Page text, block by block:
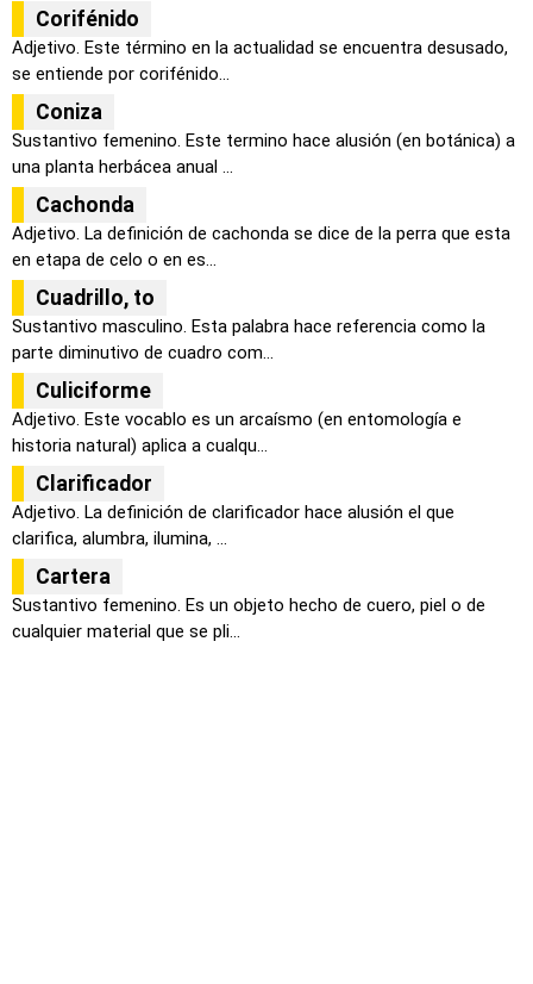
Corifénido
Adjetivo. Este término en la actualidad se encuentra desusado,
se entiende por corifénido...
Coniza
Sustantivo femenino. Este termino hace alusión (en botánica) a
una planta herbácea anual ...
Cachonda
Adjetivo. La definición de cachonda se dice de la perra que esta
en etapa de celo o en es...
Cuadrillo, to
Sustantivo masculino. Esta palabra hace referencia como la
parte diminutivo de cuadro com...
Culiciforme
Adjetivo. Este vocablo es un arcaísmo (en entomología e
historia natural) aplica a cualqu...
Clarificador
Adjetivo. La definición de clarificador hace alusión el que
clarifica, alumbra, ilumina, ...
Cartera
Sustantivo femenino. Es un objeto hecho de cuero, piel o de
cualquier material que se pli...